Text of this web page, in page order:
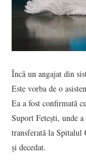
Încă un angajat din
Este vorba de o
Ea a fost confirmată
Suport Fetești, unde
transferată la Spitalul
și decedat.